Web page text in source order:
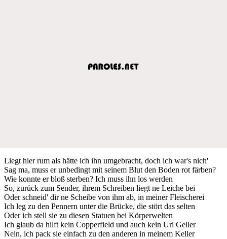
Liegt hier rum als hätte ich ihn umgebracht, doch ich war's nich'
Sag ma, muss er unbedingt mit seinem Blut den Boden rot färben?
Wie konnte er bloß sterben? Ich muss ihn los werden
So, zurück zum Sender, ihrem Schreiben liegt ne Leiche bei
Oder schneid' dir ne Scheibe von ihm ab, in meiner Fleischerei
Ich leg zu den Pennern unter die Brücke, die stört das selten
Oder ich stell sie zu diesen Statuen bei Körperwelten
Ich glaub da hilft kein Copperfield und auch kein Uri Geller
Nein, ich pack sie einfach zu den anderen in meinem Keller